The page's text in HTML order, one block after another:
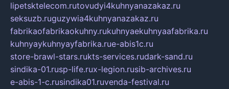
lipetsktelecom.rutovudyi4kuhnyanazakaz.ru
seksuzb.ruguzywia4kuhnyanazakaz.ru
fabrikaofabrikaokuhny.rukuhnyaekuhnyaafabrika.ru
kuhnyaykuhnyayfabrika.rue-abis1c.ru
store-brawl-stars.rukts-services.rudark-sand.ru
sindika-01.rusp-life.rux-legion.rusib-archives.ru
e-abis-1-c.rusindika01.ruvenda-festival.ru